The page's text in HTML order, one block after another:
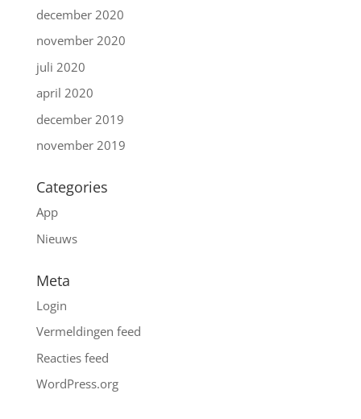
december 2020
november 2020
juli 2020
april 2020
december 2019
november 2019
Categories
App
Nieuws
Meta
Login
Vermeldingen feed
Reacties feed
WordPress.org